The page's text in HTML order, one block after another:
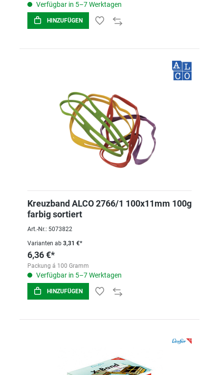
Verfügbar in 5–7 Werktagen
HINZUFÜGEN
Kreuzband ALCO 2766/1 100x11mm 100g
farbig sortiert
Art.-Nr.: 5073822
Varianten ab 3,31 €*
6,36 €*
Packung á 100 Gramm
Verfügbar in 5–7 Werktagen
HINZUFÜGEN